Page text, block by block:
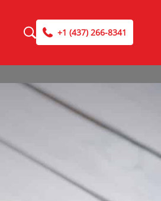
+1 (437) 266-8341